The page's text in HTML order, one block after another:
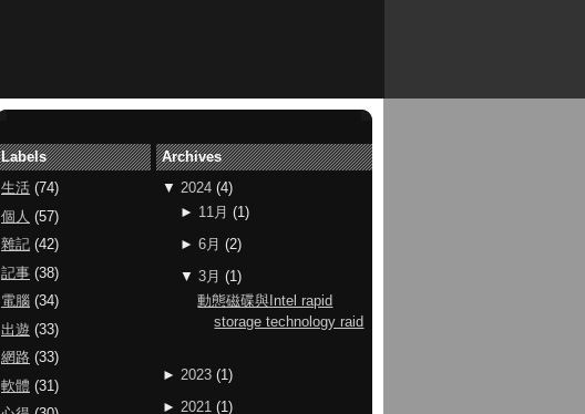
Archives
▼ 2024 (4)
► 11月 (1)
► 6月 (2)
▼ 3月 (1 )
動態磁碟與Intel rapid
storage technology raid
► 2023 (1)
► 2021 (1)
Labels
生活 (74)
個人 (57)
雜記 (42)
記事 (38)
電腦 (34)
出遊 (33)
網路 (33)
軟體 (31)